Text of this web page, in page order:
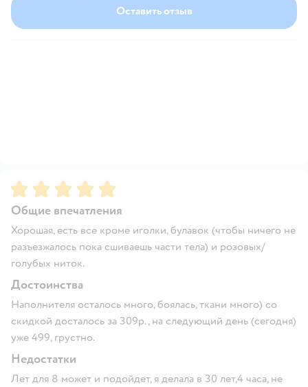
Оставить отзыв
Рейтинг:5
Общие впечатления
Хорошая, есть все кроме иголки, булавок (чтобы ничего не
разъезжалось пока сшиваешь части тела) и розовых/
голубых ниток.
Достоинства
Наполнителя осталось много, боялась, ткани много) со
скидкой досталось за 309р., на следующий день (сегодня)
уже 499, грустно.
Недостатки
Лет для 8 может и подойдет, я делала в 30 лет,4 часа, не